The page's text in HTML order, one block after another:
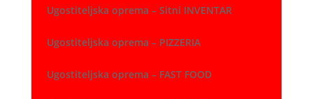
Ugostiteljska oprema – Sitni INVENTAR
Ugostiteljska oprema – PIZZERIA
Ugostiteljska oprema – FAST FOOD